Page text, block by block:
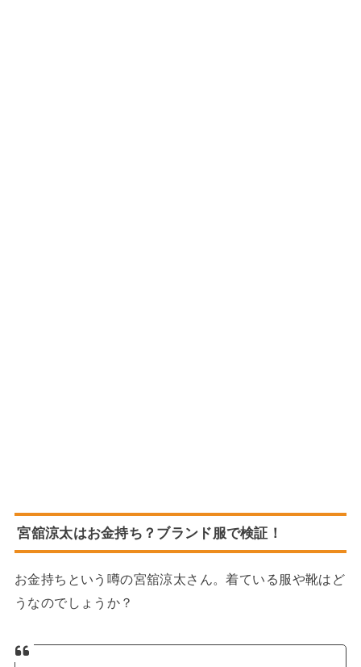
宮舘涼太はお金持ち？ブランド服で検証！
お金持ちという噂の宮舘涼太さん。着ている服や靴はど
うなのでしょうか？